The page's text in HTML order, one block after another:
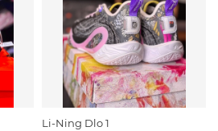
Li-Ning Dlo 1